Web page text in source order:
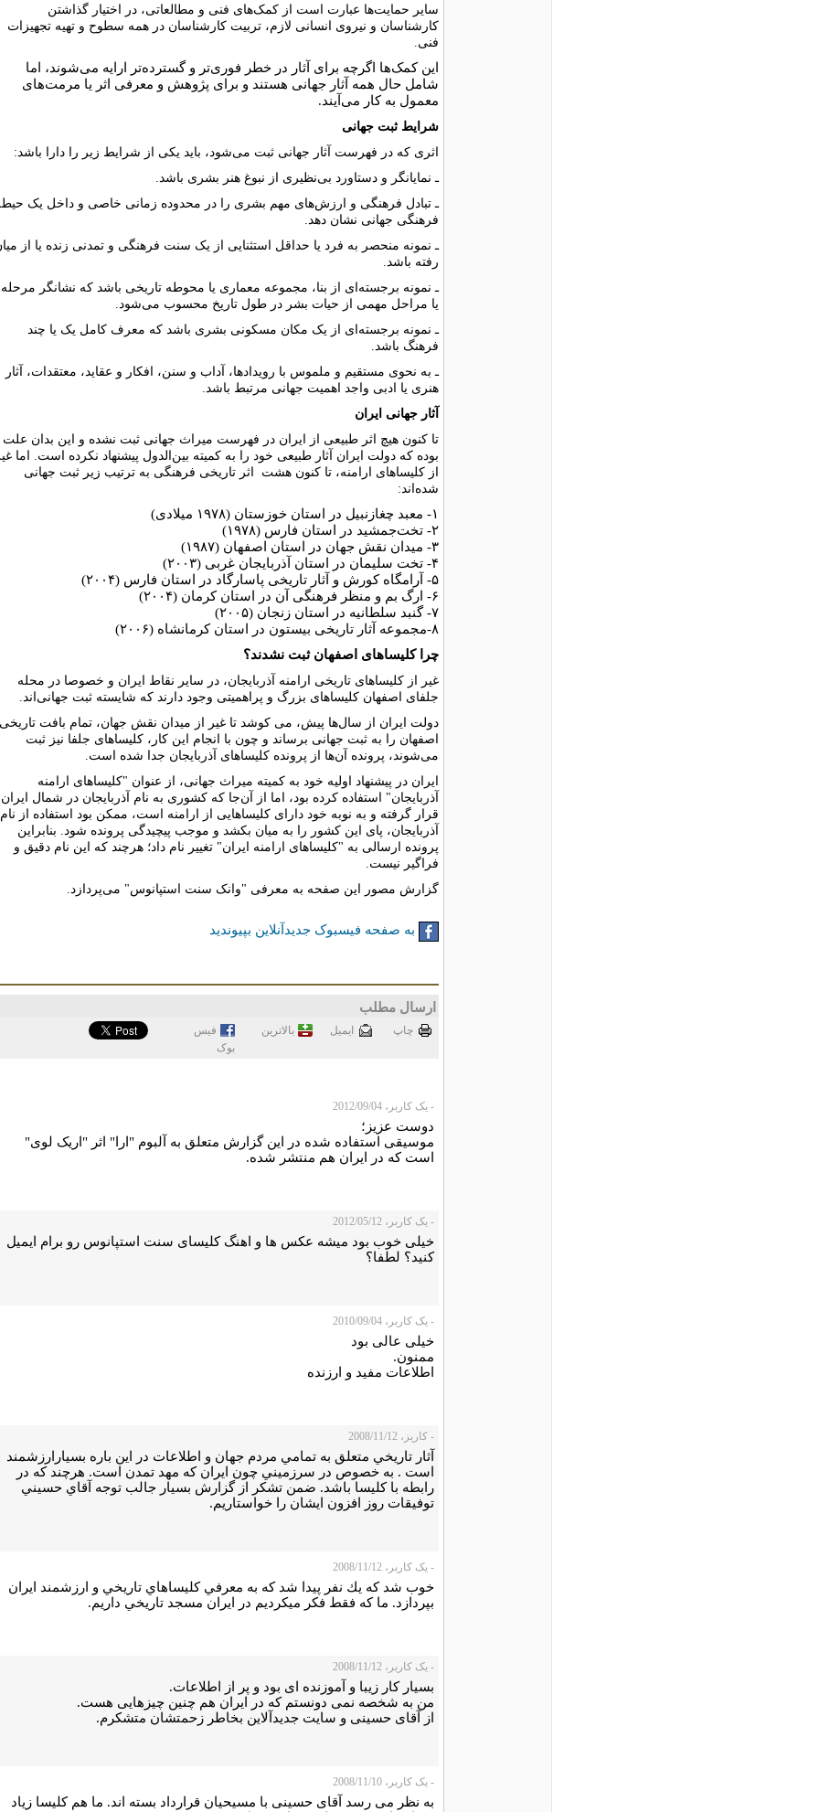
سایر حمایت‌ها عبارت است از کمک‌هاى فنى و مطالعاتى، در اختیار گذاشتن
کارشناسان و نیروى انسانى لازم، تربیت کارشناسان در همه سطوح و تهیه تجهیزات
فنى.
این کمک‌ها اگرچه براى آثار در خطر فورى‌تر و گسترده‌تر ارایه مى‌شوند، اما
شامل حال همه آثار جهانى هستند و براى پژوهش و معرفى اثر یا مرمت‌هاى
معمول به کار مى‌آیند.
شرایط ثبت جهانى
اثرى که در فهرست آثار جهانى ثبت مى‌شود، باید یکى از شرایط زیر را دارا باشد:
ـ نمایانگر و دستاورد بى‌نظیرى از نبوغ هنر بشرى باشد.
ـ تبادل فرهنگى و ارزش‌هاى مهم بشرى را در محدوده زمانى خاصى و داخل یک
فرهنگى جهانى نشان دهد.
ـ نمونه منحصر به فرد یا حداقل استثنايى از یک سنت فرهنگى و تمدنى زنده یا از
رفته باشد.
ـ نمونه برجسته‌اى از بنا، مجموعه معمارى یا محوطه تاریخى باشد که نشانگر مرحله
یا مراحل مهمى از حیات بشر در طول تاریخ محسوب مى‌شود.
ـ نمونه برجسته‌اى از یک مکان مسکونى بشرى باشد که معرف کامل یک یا چند
فرهنگ باشد.
ـ به نحوى مستقیم و ملموس با رویدادها، آداب و سنن، افکار و عقاید، معتقدات، آثار
هنرى یا ادبى واجد اهمیت جهانى مرتبط باشد.
آثار جهانى ایران
تا کنون هیچ اثر طبیعى از ایران در فهرست میراث جهانى ثبت نشده و این بدان علت
بوده که دولت ایران آثار طبیعى خود را به کمیته بین‌الدول پیشنهاد نکرده است. اما
از کلیساهاى ارامنه، تا کنون هشت
اثر تاریخى فرهنگى به ترتیب زیر ثبت جهانى
شده‌اند:
١- معبد چغازنبیل در استان خوزستان (۱۹۷۸ میلادى)
۲- تخت‌جمشید در استان فارس (۱۹۷۸)
۳- میدان نقش جهان در استان اصفهان (۱۹۸۷)
۴- تخت سلیمان در استان آذربایجان غربى (۲۰۰۳)
۵- آرامگاه کورش و آثار تاریخى پاسارگاد در استان فارس (۲۰۰۴)
۶- ارگ بم و منظر فرهنگى آن در استان کرمان (۲۰۰۴)
۷- گنبد سلطانیه در استان زنجان (۲۰۰۵)
٨-مجموعه آثار تاریخى بیستون در استان کرمانشاه (۲۰۰۶)
چرا کلیساهاى اصفهان ثبت نشدند؟
غیر از کلیساهاى تاریخى ارامنه آذربایجان، در سایر نقاط ایران و خصوصا در محله
جلفاى اصفهان کلیساهاى بزرگ و پراهمیتى وجود دارند که شایسته ثبت جهانى‌اند.
دولت ایران از سال‌ها پیش، مى کوشد تا غیر از میدان نقش جهان، تمام بافت تاریخى
اصفهان را به ثبت جهانى برساند و چون با انجام این کار، کلیساهاى جلفا نیز ثبت
مى‌شوند، پرونده آن‌ها از پرونده کلیساهاى آذربایجان جدا شده است.
ایران در پیشنهاد اولیه خود به کمیته میراث جهانى، از عنوان "کلیساهاى ارامنه
آذربایجان" استفاده کرده بود، اما از آن‌جا که کشورى به نام آذربایجان در شمال ایران
قرار گرفته و به نوبه خود داراى کلیساهایى از ارامنه است، ممکن بود استفاده از نام
آذربایجان، پاى این کشور را به میان بکشد و موجب پیچیدگى پرونده شود. بنابراین
پرونده ارسالى به "کلیساهاى ارامنه ایران" تغییر نام داد؛ هرچند که این نام دقیق و
فراگیر نیست.
گزارش مصور اين صفحه به معرفى "وانک سنت استپانوس" مى‌پردازد.
به صفحه فیسبوک جدیدآنلاین بپیوندید
ارسال مطلب
چاپ ايميل بالاترین
فيس
بوک
- یک کاربر، 2012/09/04
دوست عزیز؛
موسیقی استفاده شده در این گزارش متعلق به آلبوم "ارا" اثر "اریک لوی"
است که در ایران هم منتشر شده.
- یک کاربر، 2012/05/12
خیلی خوب بود میشه عکس ها و اهنگ کلیسای سنت استپانوس رو برام ایمیل
کنید؟ لطفا؟
- یک کاربر، 2010/09/04
خیلی عالی بود
ممنون.
اطلاعات مفید و ارزنده
- كاريز، 2008/11/12
آثار تاريخي متعلق به تمامي مردم جهان و اطلاعات در اين باره بسيارارزشمند
است . به خصوص در سرزميني چون ايران كه مهد تمدن است. هرچند كه در
رابطه با كليسا باشد. ضمن تشكر از گزارش بسيار جالب توجه آقاي حسيني
توفيقات روز افزون ايشان را خواستاريم.
- یک کاربر، 2008/11/12
خوب شد كه يك نفر پيدا شد كه به معرفي كليساهاي تاريخي و ارزشمند ايران
بپردازد. ما كه فقط فكر ميكرديم در ايران مسجد تاريخي داريم.
- یک کاربر، 2008/11/12
بسیار کار زیبا و آموزنده ای بود و پر از اطلاعات.
من به شخصه نمی دونستم که در ایران هم چنین چیزهایی هست.
از آقای حسینی و سایت جدیدآلاین بخاطر زحمتشان متشکرم.
- یک کاربر، 2008/11/10
به نظر می رسد آقای حسینی با مسیحیان قرارداد بسته اند. ما هم کلیسا زیاد